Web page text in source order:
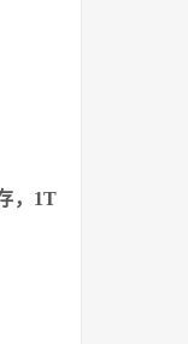
，1T